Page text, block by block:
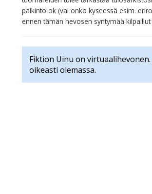
palkinto ok (vai onko kyseessä esim.
ennen tämän hevosen syntymää kilpaillut
Fiktion Uinu on virtuaalihevonen.
oikeasti olemassa.